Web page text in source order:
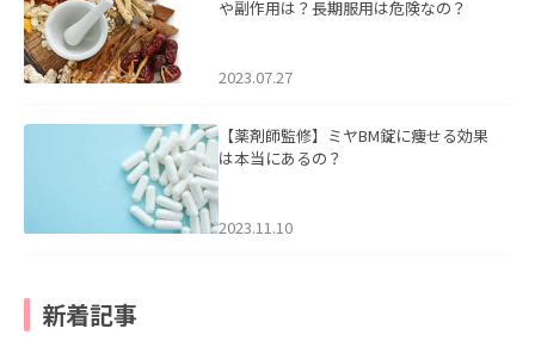
や副作用は？長期服用は危険なの？
2023.07.27
【薬剤師監修】ミヤBM錠に痩せる効果
は本当にあるの？
2023.11.10
新着記事